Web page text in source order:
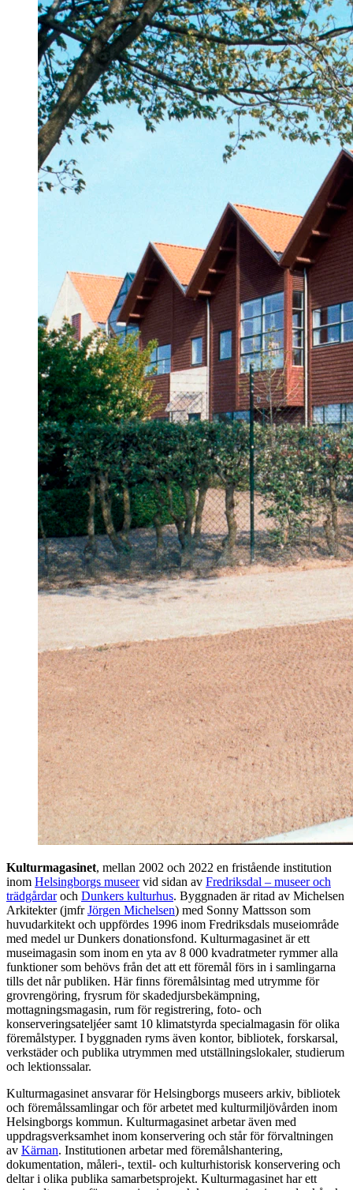
Kulturmagasinet, mellan 2002 och 2022 en fristående institution
inom Helsingborgs museervid sidan av Fredriksdal – museer och
trädgårdaroch Dunkers kulturhus. Byggnaden är ritad av Michelsen
Arkitekter (jmfrJörgen Michelsen) med Sonny Mattsson som
huvudarkitekt och uppfördes 1996 inom Fredriksdals museiområde
med medel ur Dunkers donationsfond. Kulturmagasinet är ett
museimagasin som inom en yta av 8 000 kvadratmeter rymmer alla
funktioner som behövs från det att ett föremål förs in i samlingarna
tills det når publiken. Här finns föremålsintag med utrymme för
grovrengöring, frysrum för skadedjursbekämpning,
mottagningsmagasin, rum för registrering, foto- och
konserveringsateljéer samt 10 klimatstyrda specialmagasin för olika
föremålstyper. I byggnaden ryms även kontor, bibliotek, forskarsal,
verkstäder och publika utrymmen med utställningslokaler, studierum
och lektionssalar.
Kulturmagasinet ansvarar för Helsingborgs museers arkiv, bibliotek
och föremålssamlingar och för arbetet med kulturmiljövården inom
Helsingborgs kommun. Kulturmagasinet arbetar även med
uppdragsverksamhet inom konservering och står för förvaltningen
av Kärnan. Institutionen arbetar med föremålshantering,
dokumentation, måleri-, textil- och kulturhistorisk konservering och
deltar i olika publika samarbetsprojekt. Kulturmagasinet har ett